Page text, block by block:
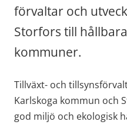
förvaltar och
Storfors till
kommuner.
Tillväxt- och
Karlskoga kommun och
god miljö och ekologisk